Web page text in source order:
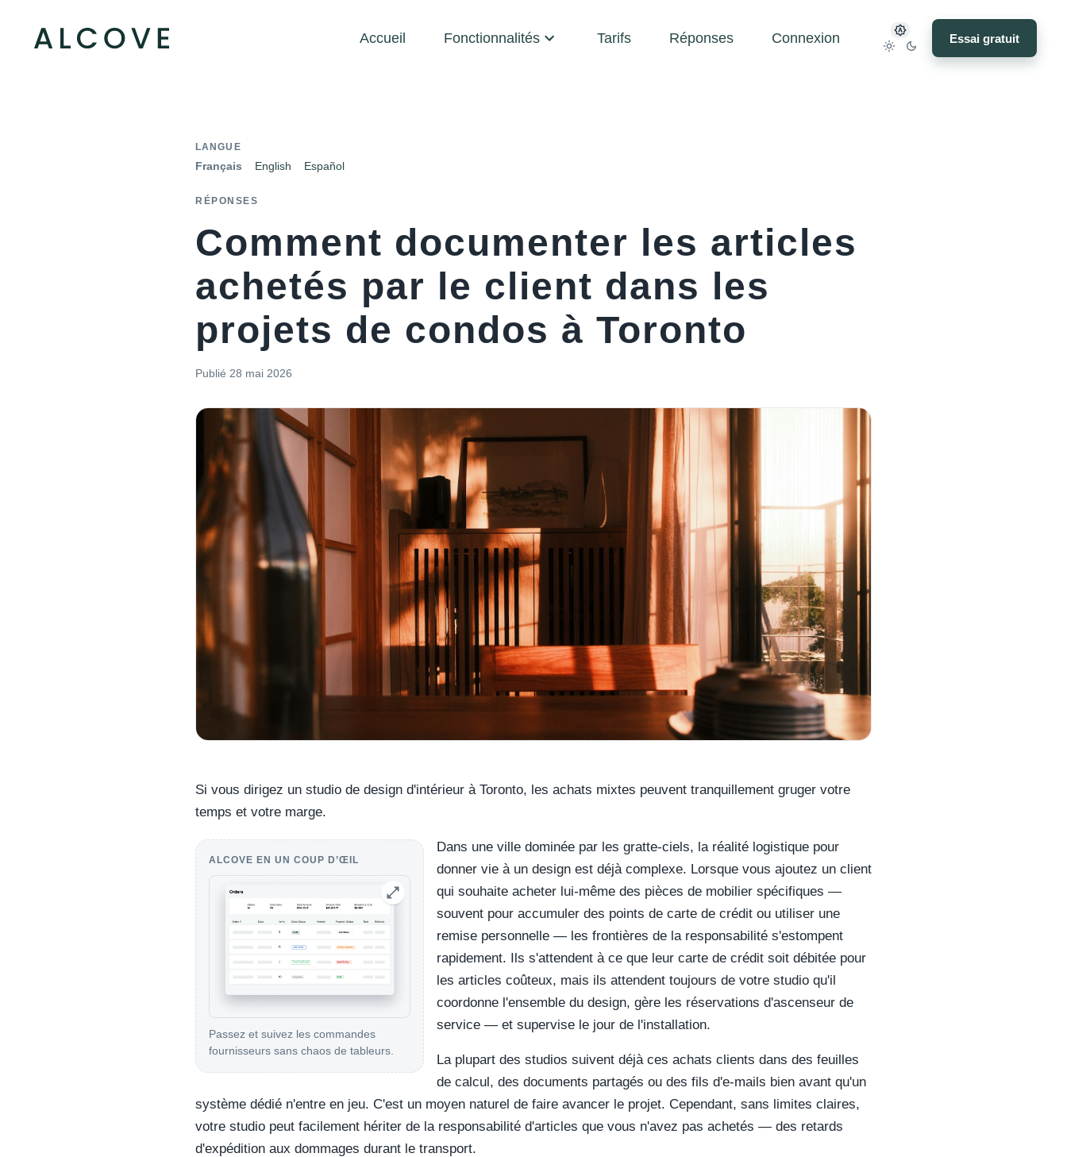
Accueil Fonctionnalités Tarifs Réponses Connexion Essai gratuit
LANGUE
Français English Español
RÉPONSES
Comment documenter les articles
achetés par le client dans les
projets de condos à Toronto
Publié 28 mai 2026
Si vous dirigez un studio de design d'intérieur à Toronto, les achats mixtes peuvent tranquillement gruger votre
temps et votre marge.
ALCOVE EN UN COUP D’ŒIL
Passez et suivez les commandes
fournisseurs sans chaos de tableurs.
Dans une ville dominée par les gratte-ciels, la réalité logistique pour
donner vie à un design est déjà complexe. Lorsque vous ajoutez un client
qui souhaite acheter lui-même des pièces de mobilier spécifiques —
souvent pour accumuler des points de carte de crédit ou utiliser une
remise personnelle — les frontières de la responsabilité s'estompent
rapidement. Ils s'attendent à ce que leur carte de crédit soit débitée pour
les articles coûteux, mais ils attendent toujours de votre studio qu'il
coordonne l'ensemble du design, gère les réservations d'ascenseur de
service — et supervise le jour de l'installation.
La plupart des studios suivent déjà ces achats clients dans des feuilles
de calcul, des documents partagés ou des fils d'e-mails bien avant qu'un
système dédié n'entre en jeu. C'est un moyen naturel de faire avancer le projet. Cependant, sans limites claires,
votre studio peut facilement hériter de la responsabilité d'articles que vous n'avez pas achetés — des retards
d'expédition aux dommages durant le transport.